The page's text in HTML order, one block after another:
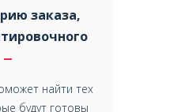
заказа,
найти тех
будут готовы